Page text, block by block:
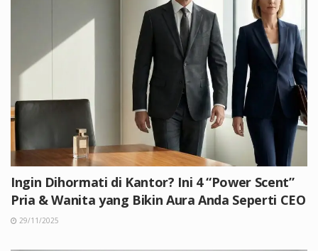
Ingin Dihormati di Kantor? Ini 4 “Power Scent”
Pria & Wanita yang Bikin Aura Anda Seperti CEO
29/11/2025